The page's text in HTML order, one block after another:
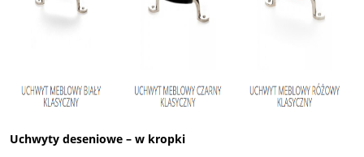
Uchwyty deseniowe – w kropki